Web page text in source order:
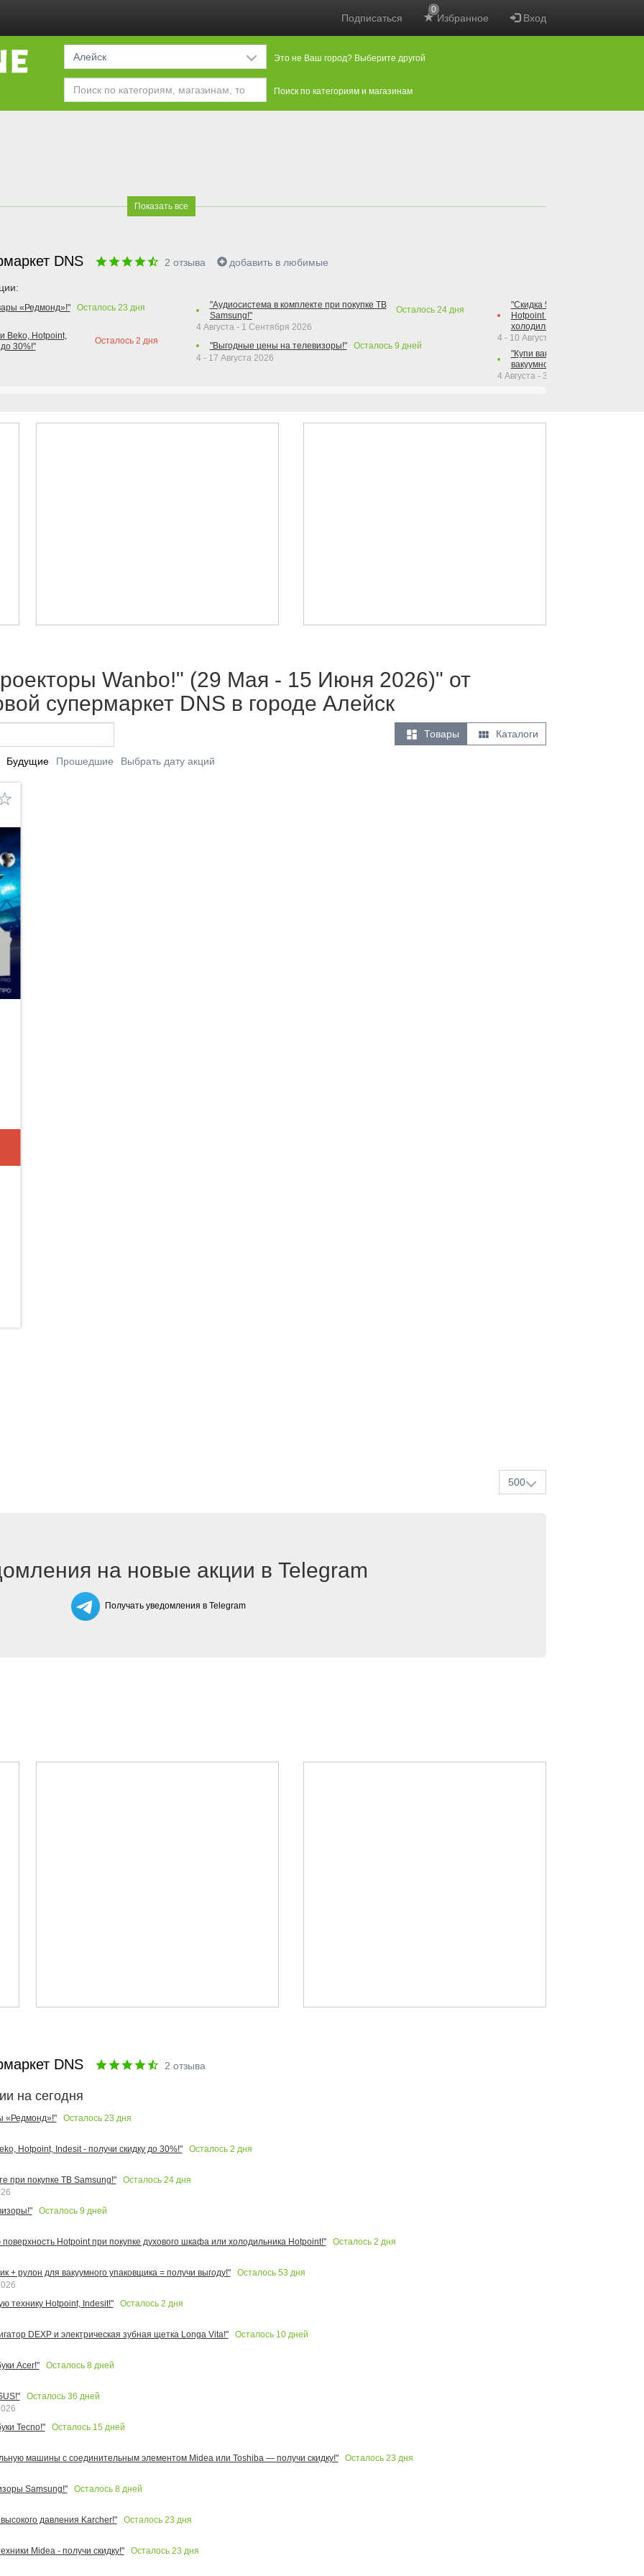
Подписаться Избранное
0
Вход
Алейск Это не Ваш город? Выберите другой
Поиск по категориям и магазинам
Показать все
DNS 2 отзыва добавить в любимые
«Редмонд»!" Осталось 23 дня
Beko, Hotpoint,
30%!"
Осталось 2 дня
"Аудиосистема в комплекте при покупке ТВ
Samsung!"
Осталось 24дня
4 Августа - 1 Сентября 2026
"Выгодные цены на телевизоры!"
Осталось 9 дней
4 - 17 Августа 2026
"Скидка 50% на варочную
Hotpoint при покупке духового
холодильника Hotpoint!"
4 - 10 Августа 2026
"Купи вакуумный упаковщик +
вакуумного упаковщика =
4 Августа - 30 Сентября 2026
Wanbo!" (29 Мая - 15 Июня 2026)" от
супермаркет DNS в городе Алейск
 Товары  Каталоги
Будущие Прошедшие Выбрать дату акций
500
на новые акции в Telegram
Получать уведомления в Telegram
DNS 2 отзыва
на сегодня
«Редмонд»!" Осталось 23 дня
Hotpoint, Indesit - получи скидку до 30%!" Осталось 2 дня
при покупке ТВ Samsung!" Осталось 24дня
Осталось 9 дней
Hotpoint при покупке духового шкафа или холодильника Hotpoint!" Осталось 2 дня
+ рулон для вакуумного упаковщика = получи выгоду!" Осталось 53 дня
технику Hotpoint, Indesit!"
Осталось 2 дня
DEXP и электрическая зубная щетка Longa Vita!" Осталось 10дней
Acer!" Осталось 8дней
Осталось 36 дней
Tecno!"
Осталось 15 дней
машины с соединительным элементом Midea или Toshiba — получи скидку!" Осталось 23 дня
Samsung!" Осталось 8дней
давления Karcher!" Осталось 23 дня
Midea - получи скидку!" Осталось 23 дня